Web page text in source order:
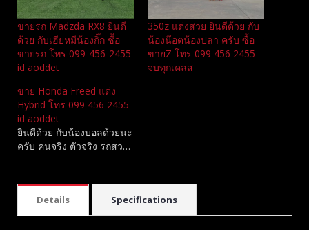
ขายรถ Madzda RX8 ยินดี
ด้วย กับเฮียหมีน้องกิ๊ก ซื้อ
ขายรถ โทร 099-456-2455
id aoddet
350z แต่งสวย ยินดีด้วย กับ
น้องน๊อตน้องปลา ครับ ซื้อ
ขายZ โทร 099 456 2455
จบทุกเคลส
ขาย Honda Freed แต่ง
Hybrid โทร 099 456 2455
id aoddet
ยินดีด้วย กับน้องบอลด้วยนะ
ครับ คนจริง ตัวจริง รถสว…
Details Specifications